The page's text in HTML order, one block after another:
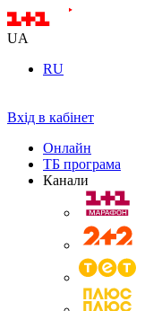
UA
RU
Вхід в кабінет
Онлайн
ТБ програма
Канали